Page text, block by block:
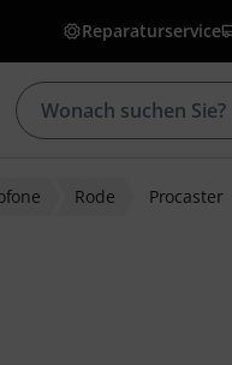
Reparaturservice
Rode Procaster